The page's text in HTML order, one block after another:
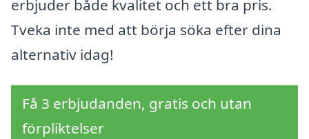
erbjuder både kvalitet och ett bra pris.
Tveka inte med att börja söka efter dina
alternativ idag!
Få 3 erbjudanden, gratis och utan
förpliktelser